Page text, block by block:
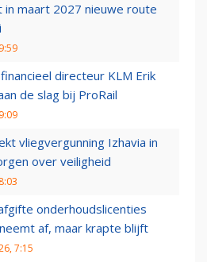
in maart 2027 nieuwe route
directeur KLM Erik
de slag bij ProRail
vliegvergunning Izhavia in
over veiligheid
onderhoudslicenties
af, maar krapte blijft
7:15